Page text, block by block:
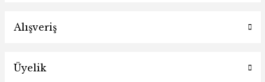
Alışveriş
Üyelik